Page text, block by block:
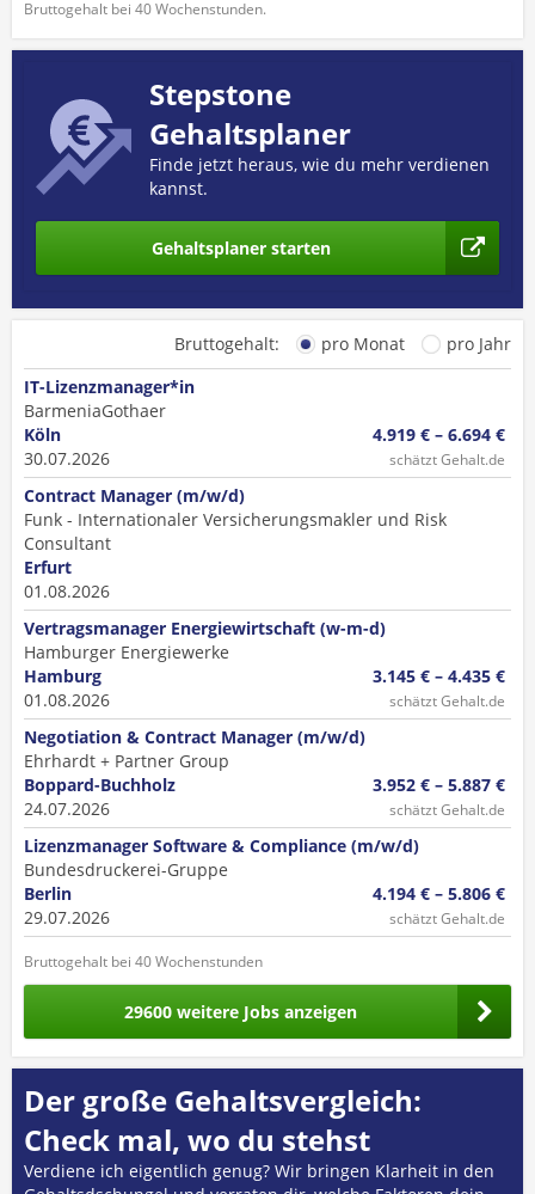
Bruttogehalt bei 40 Wochenstunden.
Stepstone
Gehaltsplaner
Finde jetzt heraus, wie du mehr verdienen
kannst.
Gehaltsplaner starten
Bruttogehalt: pro Monat
pro Jahr
IT-Lizenzmanager*in
BarmeniaGothaer
Köln
30.07.2026
4.919 € – 6.694 €
schätzt Gehalt.de
Contract Manager (m/w/d)
Funk - Internationaler Versicherungsmakler und Risk
Consultant
Erfurt
01.08.2026
Vertragsmanager Energiewirtschaft (w-m-d)
Hamburger Energiewerke
Hamburg
01.08.2026
3.145 € – 4.435 €
schätzt Gehalt.de
Negotiation & Contract Manager (m/w/d)
Ehrhardt + Partner Group
Boppard-Buchholz
24.07.2026
3.952 € – 5.887 €
schätzt Gehalt.de
Lizenzmanager Software & Compliance (m/w/d)
Bundesdruckerei-Gruppe
Berlin
29.07.2026
4.194 € – 5.806 €
schätzt Gehalt.de
Bruttogehalt bei 40 Wochenstunden
29600 weitere Jobs anzeigen
Der große Gehaltsvergleich:
Check mal, wo du stehst
Verdiene ich eigentlich genug? Wir bringen Klarheit in den